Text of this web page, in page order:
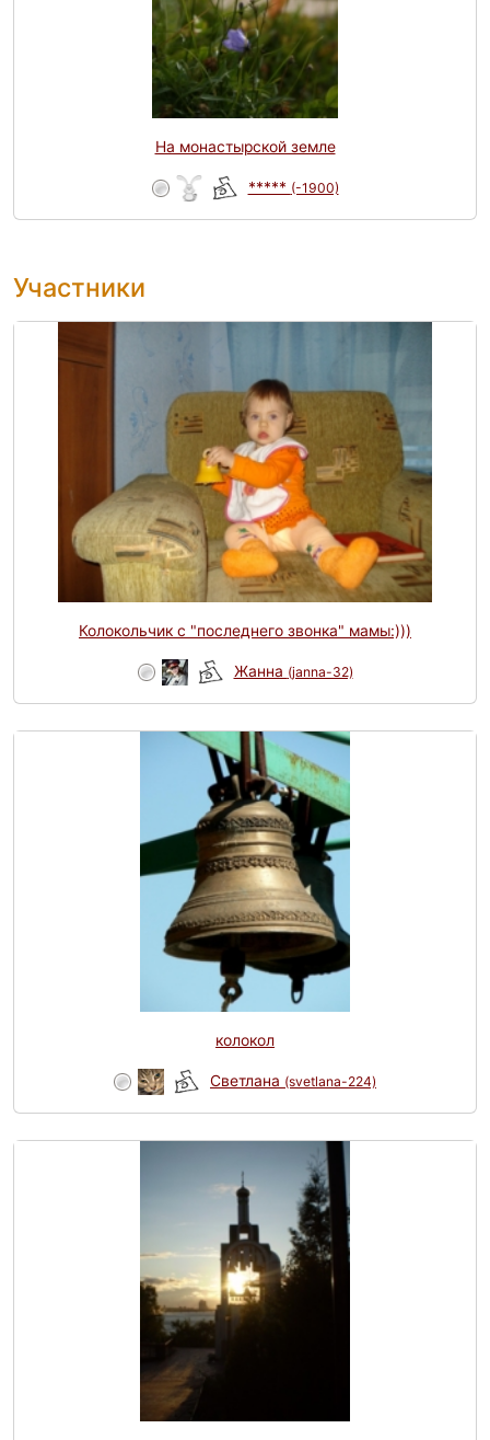
На монастырской земле
***** (-1900)
Участники
Колокольчик с "последнего звонка" мамы:)))
Жанна (janna-32)
колокол
Светлана (svetlana-224)